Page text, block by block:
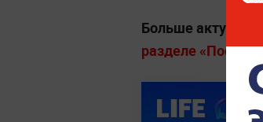
Больше
разделе